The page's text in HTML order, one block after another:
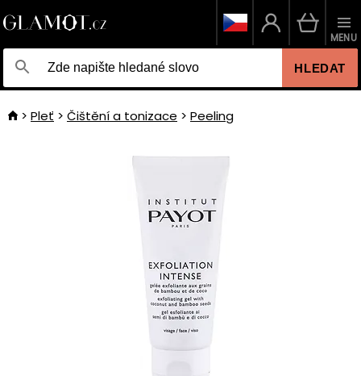
HLEDAT
MENU
Pleť Čištění a tonizace Peeling